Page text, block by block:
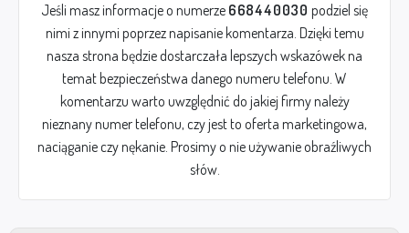
Jeśli masz informacje o numerze 668440030 podziel się
nimi z innymi poprzez napisanie komentarza. Dzięki temu
nasza strona będzie dostarczała lepszych wskazówek na
temat bezpieczeństwa danego numeru telefonu. W
komentarzu warto uwzględnić do jakiej firmy należy
nieznany numer telefonu, czy jest to oferta marketingowa,
naciąganie czy nękanie. Prosimy o nie używanie obraźliwych
słów.